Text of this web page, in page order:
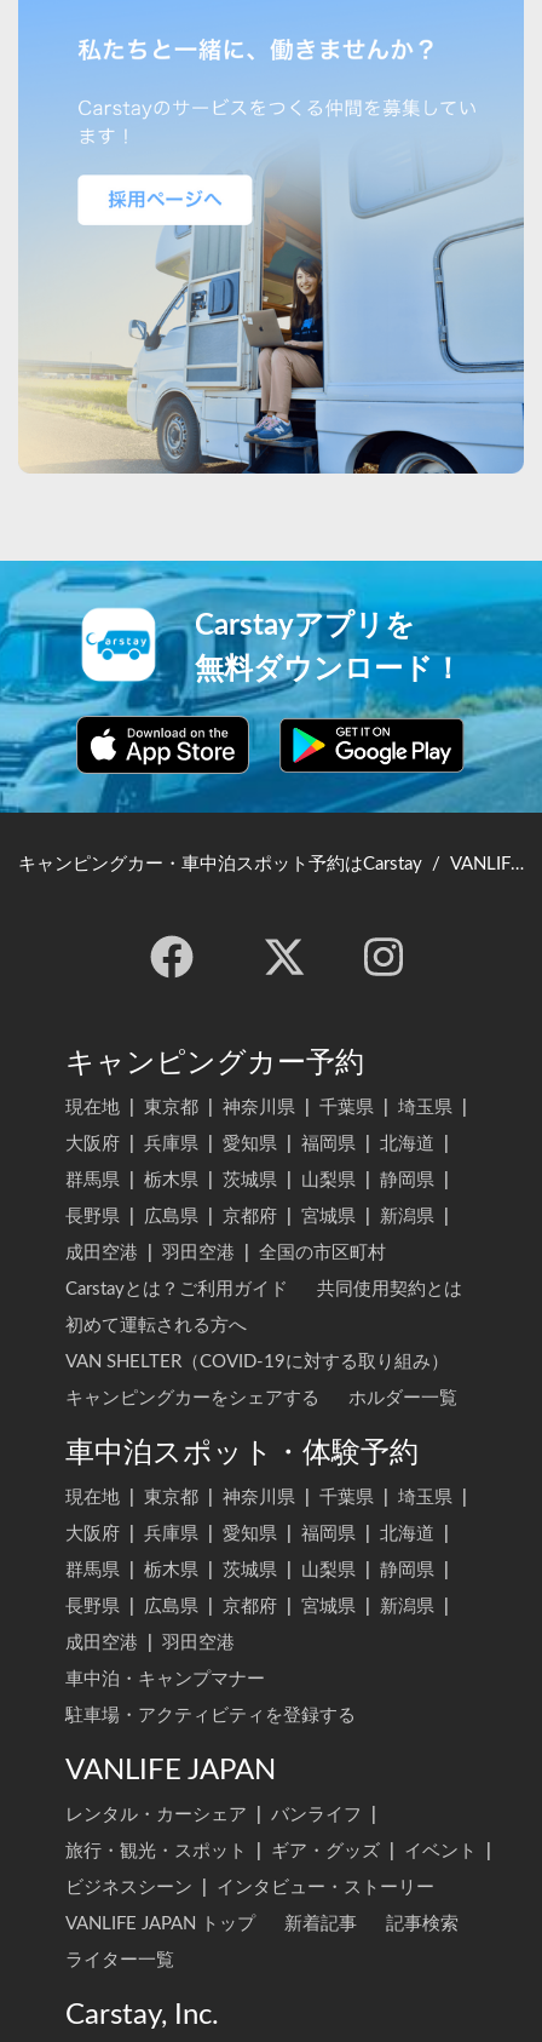
Carstayアプリを
無料ダウンロード！
キャンピングカー・車中泊スポット予約はCarstay / VANLIFE JAPAN TOP
キャンピングカー予約
現在地 東京都 神奈川県 千葉県 埼玉県
大阪府
兵庫県 愛知県 福岡県 北海道
群馬県
栃木県 茨城県 山梨県 静岡県
長野県
広島県 京都府 宮城県 新潟県
成田空港
羽田空港
全国の市区町村
Carstayとは？ご利用ガイド
共同使用契約とは
初めて運転される方へ
VAN SHELTER（COVID-19に対する取り組み）
キャンピングカーをシェアする
ホルダー一覧
車中泊スポット・体験予約
現在地 東京都 神奈川県 千葉県 埼玉県
大阪府
兵庫県 愛知県 福岡県 北海道
群馬県
栃木県 茨城県 山梨県 静岡県
長野県
広島県 京都府 宮城県 新潟県
成田空港
羽田空港
車中泊・キャンプマナー
駐車場・アクティビティを登録する
VANLIFE JAPAN
レンタル・カーシェア バンライフ
旅行・観光・スポット
ギア・グッズ イベント
ビジネスシーン
インタビュー・ストーリー
VANLIFE JAPAN トップ
新着記事
記事検索
ライター一覧
Carstay, Inc.